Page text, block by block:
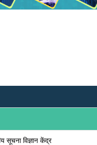
सूचना विज्ञान केंद्र